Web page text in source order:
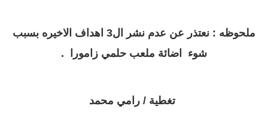
ملحوظه : نعتذر عن عدم نشر ال3 اهداف الاخيره بسبب
شوء اضائة ملعب حلمي زامورا .
تغطية / رامي محمد